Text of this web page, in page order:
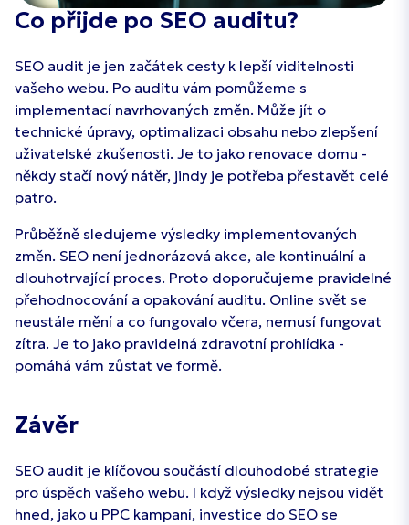
Co přijde po SEO auditu?
SEO audit je jen začátek cesty k lepší viditelnosti
vašeho webu. Po auditu vám pomůžeme s
implementací navrhovaných změn. Může jít o
technické úpravy, optimalizaci obsahu nebo zlepšení
uživatelské zkušenosti. Je to jako renovace domu -
někdy stačí nový nátěr, jindy je potřeba přestavět celé
patro.
Průběžně sledujeme výsledky implementovaných
změn. SEO není jednorázová akce, ale kontinuální a
dlouhotrvající proces. Proto doporučujeme pravidelné
přehodnocování a opakování auditu. Online svět se
neustále mění a co fungovalo včera, nemusí fungovat
zítra. Je to jako pravidelná zdravotní prohlídka -
pomáhá vám zůstat ve formě.
Závěr
SEO audit je klíčovou součástí dlouhodobé strategie
pro úspěch vašeho webu. I když výsledky nejsou vidět
hned, jako u PPC kampaní, investice do SEO se